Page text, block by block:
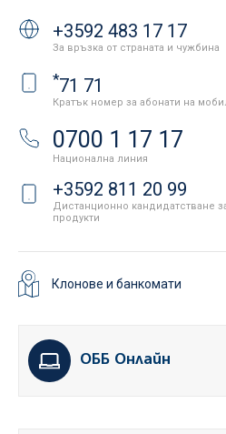
+3592 483 17 17
За връзка от страната и чужбина
*71 71
Кратък номер за абонати на
0700 1 17 17
Национална линия
+3592 811 20 99
Дистанционно кандидатстване
продукти
Клонове и банкомати
ОББ Онлайн